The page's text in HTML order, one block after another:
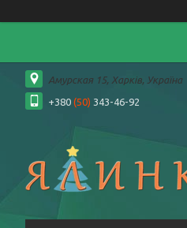
Амурская 15, Харків, Україна
+380 (50) 343-46-92